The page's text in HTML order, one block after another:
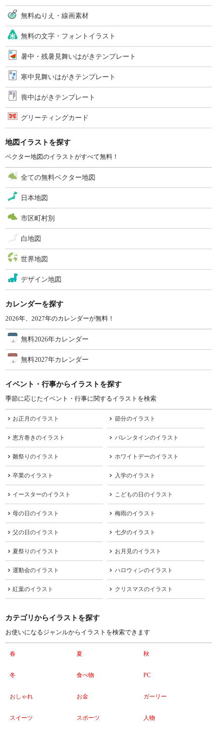
無料ぬりえ・線画素材
無料の文字・フォントイラスト
暑中・残暑見舞いはがきテンプレート
寒中見舞いはがきテンプレート
喪中はがきテンプレート
グリーティングカード
地図イラストを探す
ベクター地図のイラストがすべて無料！
全ての無料ベクター地図
日本地図
市区町村別
白地図
世界地図
デザイン地図
カレンダーを探す
2026年、2027年のカレンダーが無料！
無料2026年カレンダー
無料2027年カレンダー
イベント・行事からイラストを探す
季節に応じたイベント・行事に関するイラストを検索
お正月のイラスト 節分のイラスト
恵方巻きのイラスト バレンタインのイラスト
雛祭りのイラスト ホワイトデーのイラスト
卒業のイラスト 入学のイラスト
イースターのイラスト こどもの日のイラスト
母の日のイラスト 梅雨のイラスト
父の日のイラスト 七夕のイラスト
夏祭りのイラスト お月見のイラスト
運動会のイラスト ハロウィンのイラスト
紅葉のイラスト クリスマスのイラスト
カテゴリからイラストを探す
お使いになるジャンルからイラストを検索できます
春 夏 秋
冬 食べ物 PC
おしゃれ お金 ガーリー
スイーツ スポーツ 人物